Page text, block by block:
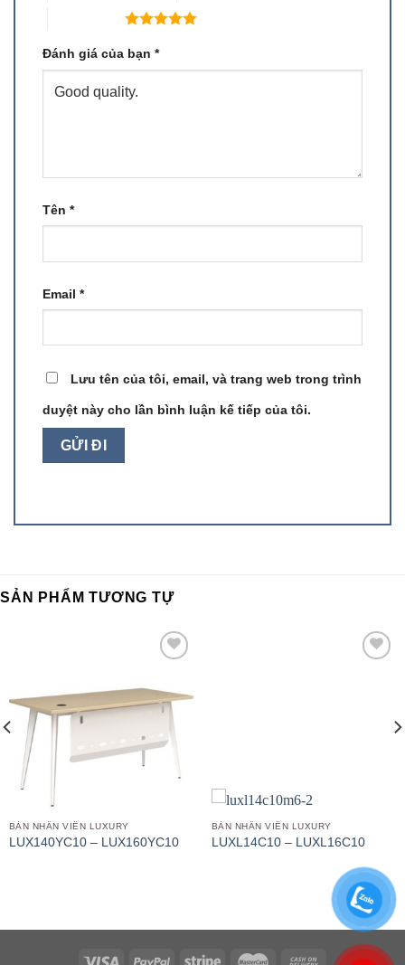
Đánh giá của bạn *
Tên *
Email *
Lưu tên của tôi, email, và trang web trong trình
duyệt này cho lần bình luận kế tiếp của tôi.
SẢN PHẨM TƯƠNG TỰ
Add to
wishlist
BÀN NHÂN VIÊN LUXURY
LUX140YC10 – LUX160YC10
BÀN NHÂN VIÊN LUXURY
LUXL14C10 – LUXL16C10